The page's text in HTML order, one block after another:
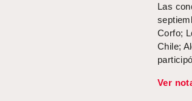
Las
Corfo;
Chile;
Ver